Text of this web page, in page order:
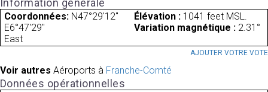
Information générale
Coordonnées: N47°29'12"
E6°47'29"
Élévation : 1041 feet MSL.
Variation magnétique : 2.31°
East
AJOUTER VOTRE VOTE
Voir autres Aéroports à Franche-Comté
Données opérationnelles